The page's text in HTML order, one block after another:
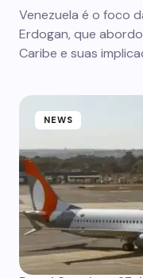
Venezuela é o foco
Erdogan, que
Caribe e suas
NEWS